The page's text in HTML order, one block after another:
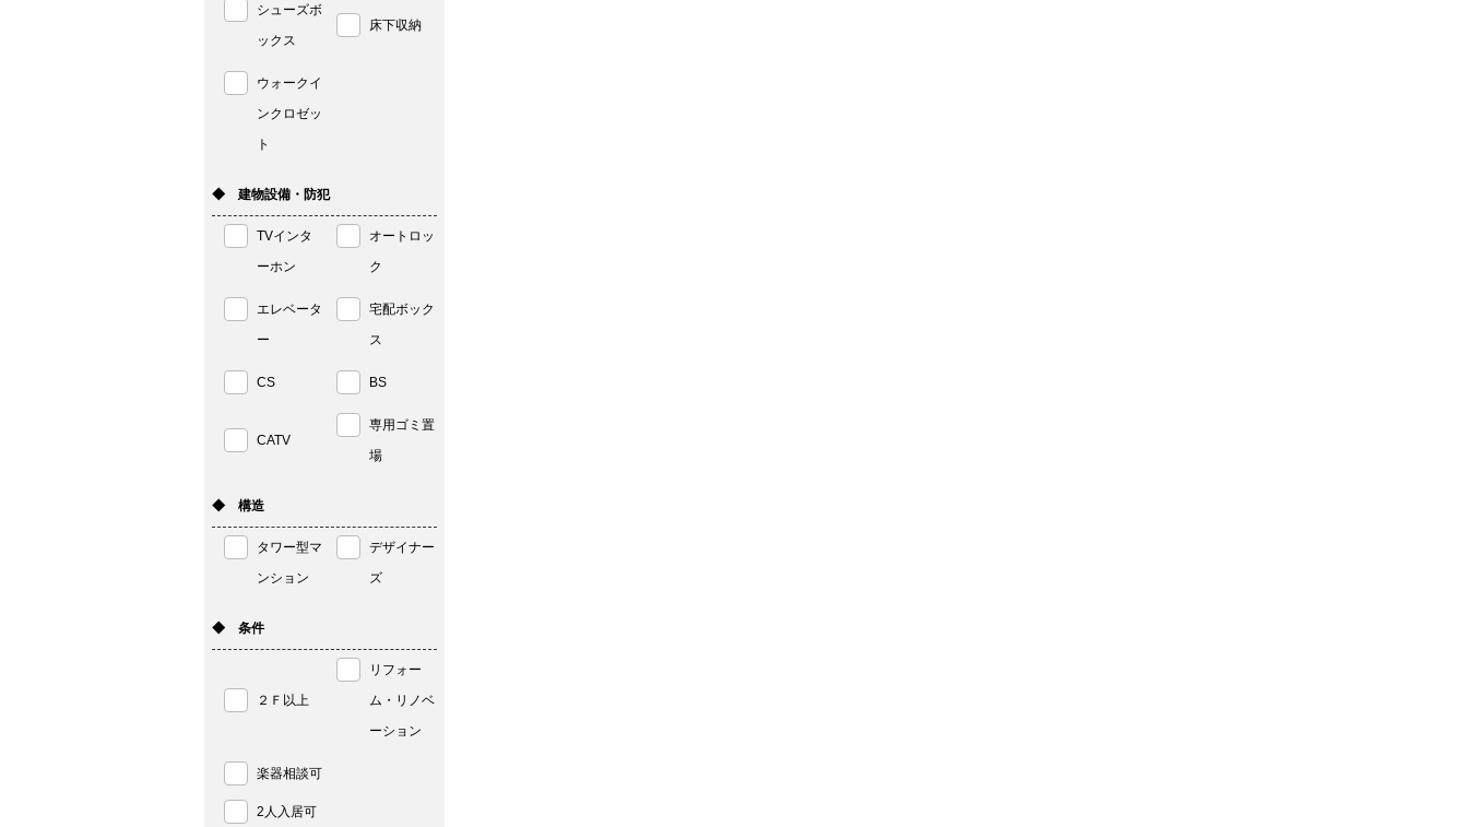
シューズボ
ックス
床下収納
ウォークイ
ンクロゼッ
ト
◆ 建物設備・防犯
TVインタ
ーホン
オートロッ
ク
エレベータ
ー
宅配ボック
ス
CS BS
CATV
専用ゴミ置
場
◆ 構造
タワー型マ
ンション
デザイナー
ズ
◆ 条件
２Ｆ以上
リフォー
ム・リノベ
ーション
楽器相談可
2人入居可